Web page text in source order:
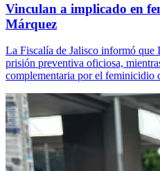
Vinculan a implicado en
Márquez
La Fiscalía de Jalisco informó
prisión preventiva oficiosa,
complementaria por el feminicidio